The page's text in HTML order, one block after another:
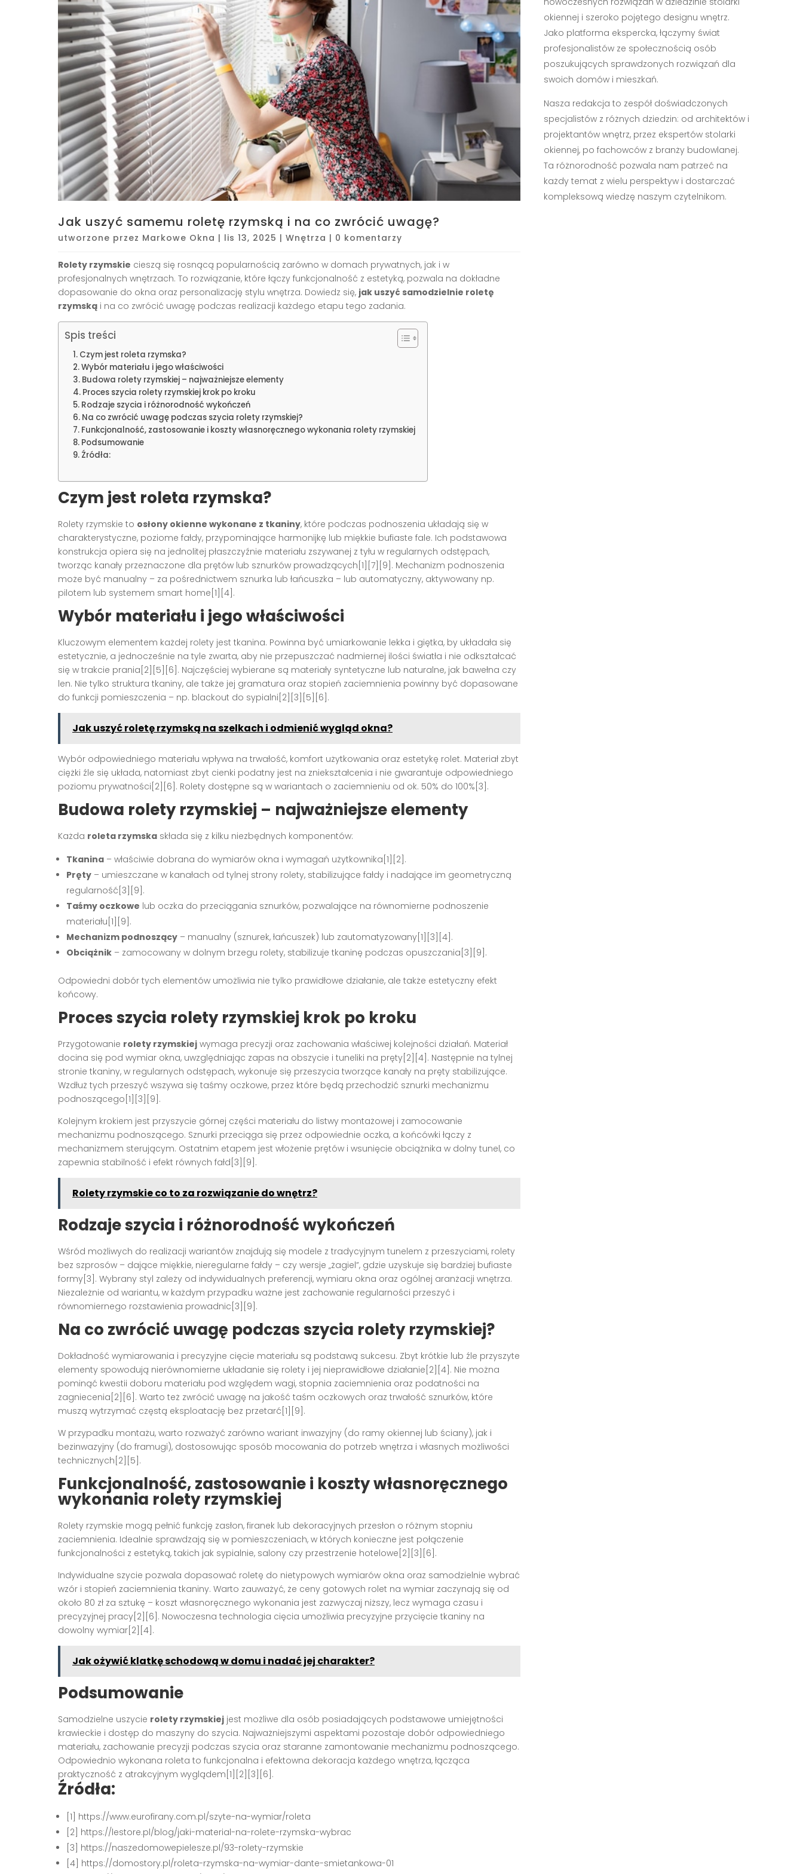
Jak uszyć samemu roletę rzymską i na co zwrócić uwagę?
utworzone przez Markowe Okna | lis 13, 2025 | Wnętrza | 0 komentarzy
Rolety rzymskie cieszą się rosnącą popularnością zarówno w domach prywatnych, jak i w
profesjonalnych wnętrzach. To rozwiązanie, które łączy funkcjonalność z estetyką, pozwala na dokładne
dopasowanie do okna oraz personalizację stylu wnętrza. Dowiedz się, jak uszyć samodzielnie roletę
rzymską i na co zwrócić uwagę podczas realizacji każdego etapu tego zadania.
Spis treści
Czym jest roleta rzymska?
Wybór materiału i jego właściwości
Budowa rolety rzymskiej – najważniejsze elementy
Proces szycia rolety rzymskiej krok po kroku
Rodzaje szycia i różnorodność wykończeń
Na co zwrócić uwagę podczas szycia rolety rzymskiej?
Funkcjonalność, zastosowanie i koszty własnoręcznego wykonania rolety rzymskiej
Podsumowanie
Źródła:
Czym jest roleta rzymska?
Rolety rzymskie to osłony okienne wykonane z tkaniny, które podczas podnoszenia układają się w
charakterystyczne, poziome fałdy, przypominające harmonijkę lub miękkie bufiaste fale. Ich podstawowa
konstrukcja opiera się na jednolitej płaszczyźnie materiału zszywanej z tyłu w regularnych odstępach,
tworząc kanały przeznaczone dla prętów lub sznurków prowadzących[1][7][9]. Mechanizm podnoszenia
może być manualny – za pośrednictwem sznurka lub łańcuszka – lub automatyczny, aktywowany np.
pilotem lub systemem smart home[1][4].
Wybór materiału i jego właściwości
Kluczowym elementem każdej rolety jest tkanina. Powinna być umiarkowanie lekka i giętka, by układała się
estetycznie, a jednocześnie na tyle zwarta, aby nie przepuszczać nadmiernej ilości światła i nie odkształcać
się w trakcie prania[2][5][6]. Najczęściej wybierane są materiały syntetyczne lub naturalne, jak bawełna czy
len. Nie tylko struktura tkaniny, ale także jej gramatura oraz stopień zaciemnienia powinny być dopasowane
do funkcji pomieszczenia – np. blackout do sypialni[2][3][5][6].
Jak uszyć roletę rzymską na szelkach i odmienić wygląd okna?
Wybór odpowiedniego materiału wpływa na trwałość, komfort użytkowania oraz estetykę rolet. Materiał zbyt
ciężki źle się układa, natomiast zbyt cienki podatny jest na zniekształcenia i nie gwarantuje odpowiedniego
poziomu prywatności[2][6]. Rolety dostępne są w wariantach o zaciemnieniu od ok. 50% do 100%[3].
Budowa rolety rzymskiej – najważniejsze elementy
Każda roleta rzymska składa się z kilku niezbędnych komponentów:
Tkanina – właściwie dobrana do wymiarów okna i wymagań użytkownika[1][2].
Pręty – umieszczane w kanałach od tylnej strony rolety, stabilizujące fałdy i nadające im geometryczną
regularność[3][9].
Taśmy oczkowe lub oczka do przeciągania sznurków, pozwalające na równomierne podnoszenie
materiału[1][9].
Mechanizm podnoszący – manualny (sznurek, łańcuszek) lub zautomatyzowany[1][3][4].
Obciążnik – zamocowany w dolnym brzegu rolety, stabilizuje tkaninę podczas opuszczania[3][9].
Odpowiedni dobór tych elementów umożliwia nie tylko prawidłowe działanie, ale także estetyczny efekt
końcowy.
Proces szycia rolety rzymskiej krok po kroku
Przygotowanie rolety rzymskiej wymaga precyzji oraz zachowania właściwej kolejności działań. Materiał
docina się pod wymiar okna, uwzględniając zapas na obszycie i tuneliki na pręty[2][4]. Następnie na tylnej
stronie tkaniny, w regularnych odstępach, wykonuje się przeszycia tworzące kanały na pręty stabilizujące.
Wzdłuż tych przeszyć wszywa się taśmy oczkowe, przez które będą przechodzić sznurki mechanizmu
podnoszącego[1][3][9].
Kolejnym krokiem jest przyszycie górnej części materiału do listwy montażowej i zamocowanie
mechanizmu podnoszącego. Sznurki przeciąga się przez odpowiednie oczka, a końcówki łączy z
mechanizmem sterującym. Ostatnim etapem jest włożenie prętów i wsunięcie obciążnika w dolny tunel, co
zapewnia stabilność i efekt równych fałd[3][9].
Rolety rzymskie co to za rozwiązanie do wnętrz?
Rodzaje szycia i różnorodność wykończeń
Wśród możliwych do realizacji wariantów znajdują się modele z tradycyjnym tunelem z przeszyciami, rolety
bez szprosów – dające miękkie, nieregularne fałdy – czy wersje „żagiel”, gdzie uzyskuje się bardziej bufiaste
formy[3]. Wybrany styl zależy od indywidualnych preferencji, wymiaru okna oraz ogólnej aranżacji wnętrza.
Niezależnie od wariantu, w każdym przypadku ważne jest zachowanie regularności przeszyć i
równomiernego rozstawienia prowadnic[3][9].
Na co zwrócić uwagę podczas szycia rolety rzymskiej?
Dokładność wymiarowania i precyzyjne cięcie materiału są podstawą sukcesu. Zbyt krótkie lub źle przyszyte
elementy spowodują nierównomierne układanie się rolety i jej nieprawidłowe działanie[2][4]. Nie można
pominąć kwestii doboru materiału pod względem wagi, stopnia zaciemnienia oraz podatności na
zagniecenia[2][6]. Warto też zwrócić uwagę na jakość taśm oczkowych oraz trwałość sznurków, które
muszą wytrzymać częstą eksploatację bez przetarć[1][9].
W przypadku montażu, warto rozważyć zarówno wariant inwazyjny (do ramy okiennej lub ściany), jak i
bezinwazyjny (do framugi), dostosowując sposób mocowania do potrzeb wnętrza i własnych możliwości
technicznych[2][5].
Funkcjonalność, zastosowanie i koszty własnoręcznego
wykonania rolety rzymskiej
Rolety rzymskie mogą pełnić funkcję zasłon, firanek lub dekoracyjnych przesłon o różnym stopniu
zaciemnienia. Idealnie sprawdzają się w pomieszczeniach, w których konieczne jest połączenie
funkcjonalności z estetyką, takich jak sypialnie, salony czy przestrzenie hotelowe[2][3][6].
Indywidualne szycie pozwala dopasować roletę do nietypowych wymiarów okna oraz samodzielnie wybrać
wzór i stopień zaciemnienia tkaniny. Warto zauważyć, że ceny gotowych rolet na wymiar zaczynają się od
około 80 zł za sztukę – koszt własnoręcznego wykonania jest zazwyczaj niższy, lecz wymaga czasu i
precyzyjnej pracy[2][6]. Nowoczesna technologia cięcia umożliwia precyzyjne przycięcie tkaniny na
dowolny wymiar[2][4].
Jak ożywić klatkę schodową w domu i nadać jej charakter?
Podsumowanie
Samodzielne uszycie rolety rzymskiej jest możliwe dla osób posiadających podstawowe umiejętności
krawieckie i dostęp do maszyny do szycia. Najważniejszymi aspektami pozostaje dobór odpowiedniego
materiału, zachowanie precyzji podczas szycia oraz staranne zamontowanie mechanizmu podnoszącego.
Odpowiednio wykonana roleta to funkcjonalna i efektowna dekoracja każdego wnętrza, łącząca
praktyczność z atrakcyjnym wyglądem[1][2][3][6].
Źródła:
[1] https://www.eurofirany.com.pl/szyte-na-wymiar/roleta
[2] https://lestore.pl/blog/jaki-material-na-rolete-rzymska-wybrac
[3] https://naszedomowepielesze.pl/93-rolety-rzymskie
[4] https://domostory.pl/roleta-rzymska-na-wymiar-dante-smietankowa-01
okiennej i szeroko pojętego designu wnętrz.
Jako platforma ekspercka, łączymy świat
profesjonalistów ze społecznością osób
poszukujących sprawdzonych rozwiązań dla
swoich domów i mieszkań.
Nasza redakcja to zespół doświadczonych
specjalistów z różnych dziedzin: od architektów i
projektantów wnętrz, przez ekspertów stolarki
okiennej, po fachowców z branży budowlanej.
Ta różnorodność pozwala nam patrzeć na
każdy temat z wielu perspektyw i dostarczać
kompleksową wiedzę naszym czytelnikom.